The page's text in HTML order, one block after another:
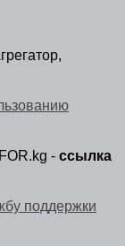
- ссылка
поддержки